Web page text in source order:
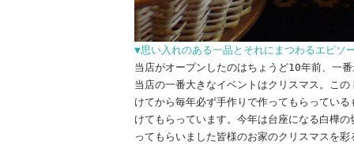
▼思い入れのある一品とそれにまつわるエピソ
当店がオープンしたのはちょうど10年前、一
当店の一番大きなイベントはクリスマス。こ
けてから毎年必ず手作りで作ってもらってい
けてもらっています。今年は台座になる白樺
ってもらいました皆様のお家のクリスマスを